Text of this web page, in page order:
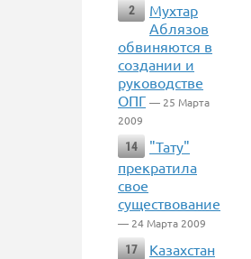
2
Мухтар
Аблязов
обвиняются в
создании и
руководстве
ОПГ — 25 Марта
2009
14
"Тату"
прекратила
свое
существование
— 24 Марта 2009
17
Казахстан